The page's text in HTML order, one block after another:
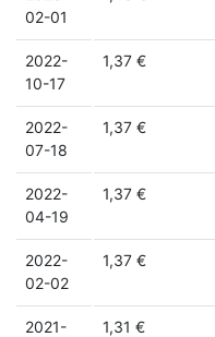
02-01
2022-
10-17
1,37 €
2022-
07-18
1,37 €
2022-
04-19
1,37 €
2022-
02-02
1,37 €
2021-
1,31 €